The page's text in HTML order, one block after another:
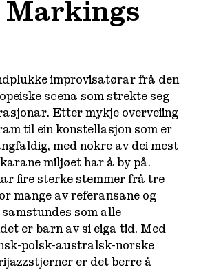
Markings
improvisatørar frå den
scena som strekte seg
Etter mykje overveiing
til ein konstellasjon som er
med nokre av dei mest
miljøet har å by på.
fire sterke stemmer frå tre
mange av referansane og
som alle
er barn av si eiga tid. Med
polsk-australsk-norske
er det berre å